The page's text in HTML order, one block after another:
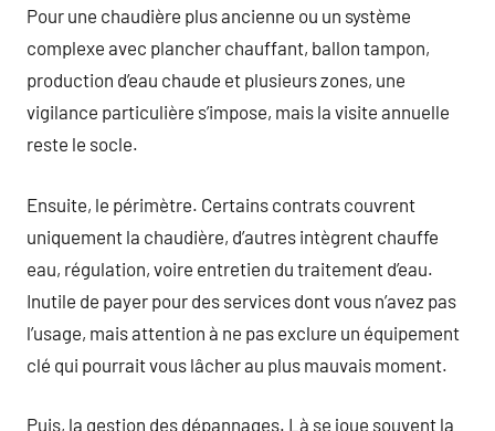
Pour une chaudière plus ancienne ou un système
complexe avec plancher chauffant, ballon tampon,
production d’eau chaude et plusieurs zones, une
vigilance particulière s’impose, mais la visite annuelle
reste le socle.
Ensuite, le périmètre. Certains contrats couvrent
uniquement la chaudière, d’autres intègrent chauffe
eau, régulation, voire entretien du traitement d’eau.
Inutile de payer pour des services dont vous n’avez pas
l’usage, mais attention à ne pas exclure un équipement
clé qui pourrait vous lâcher au plus mauvais moment.
Puis, la gestion des dépannages. Là se joue souvent la